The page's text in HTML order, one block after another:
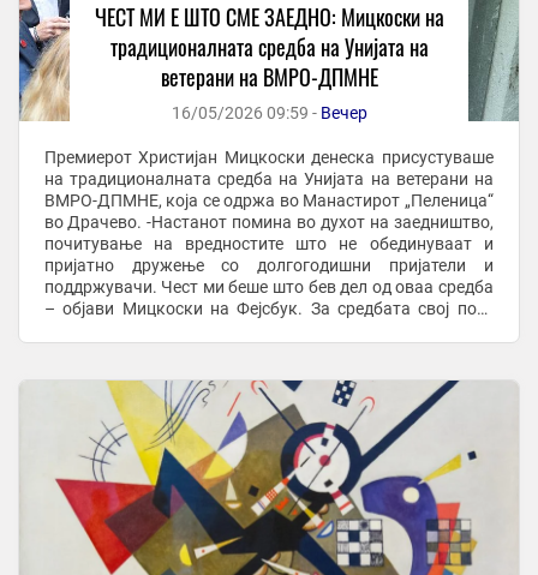
ЧЕСТ МИ Е ШТО СМЕ ЗАЕДНО: Мицкоски на
традиционалната средба на Унијата на
ветерани на ВМРО-ДПМНЕ
16/05/2026 09:59 - Вечер
Премиерот Христијан Мицкоски денеска присустуваше
на традиционалната средба на Унијата на ветерани на
ВМРО-ДПМНЕ, која се одржа во Манастирот „Пеленица“
во Драчево. -Настанот помина во духот на заедништво,
почитување на вредностите што не обединуваат и
пријатно дружење со долгогодишни пријатели и
поддржувачи. Чест ми беше што бев дел од оваа средба
– објави Мицкоски на Фејсбук. За средбата свој пост